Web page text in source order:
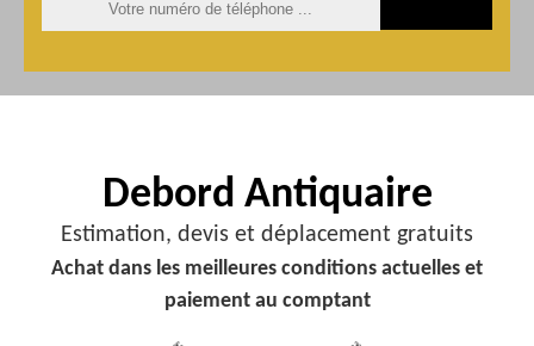
Debord Antiquaire
Estimation, devis et déplacement gratuits
Achat dans les meilleures conditions actuelles et
paiement au comptant